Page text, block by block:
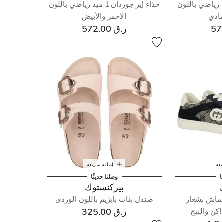
جوردان 1 ميد رياضي باللون
حذاء إير جوردان 1 ميد رياضي باللون
الأحمر والأبيض
ر.ق 572.00
بشعار
والبيج
إضافة سريعة
وصلنا حديثًا
بيركنستوك
صندل بنات بإبزيم باللون الوردى
ر.ق 325.00